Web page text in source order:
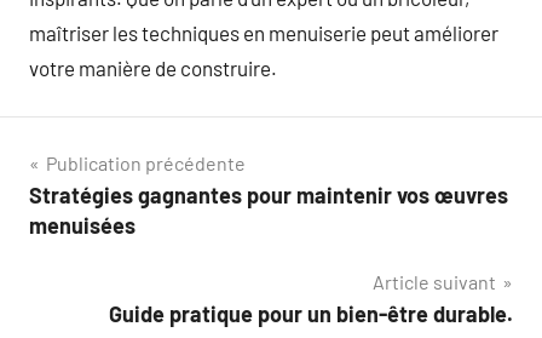
maîtriser les techniques en menuiserie peut améliorer
votre manière de construire.
Navigation
de
Publication précédente
Stratégies gagnantes pour maintenir vos œuvres
menuisées
Article suivant
Guide pratique pour un bien-être durable.